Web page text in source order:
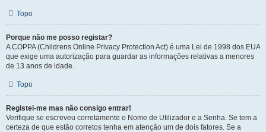
Topo
Porque não me posso registar?
A COPPA (Childrens Online Privacy Protection Act) é uma Lei de 1998 dos EUA
que exige uma autorização para guardar as informações relativas a menores
de 13 anos de idade.
Topo
Registei-me mas não consigo entrar!
Verifique se escreveu corretamente o Nome de Utilizador e a Senha. Se tem a
certeza de que estão corretos tenha em atenção um de dois fatores. Se a